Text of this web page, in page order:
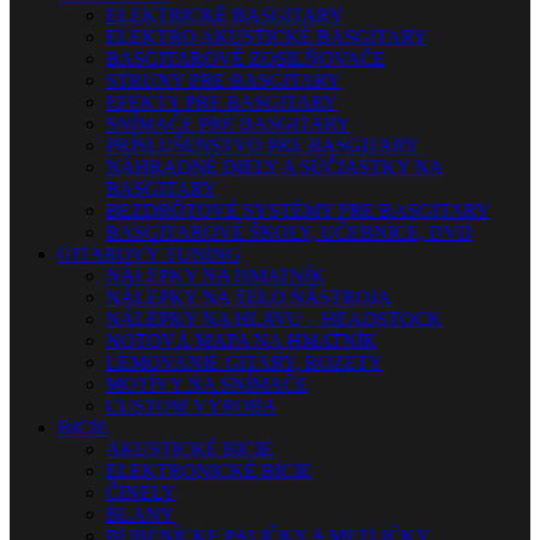
ELEKTRICKÉ BASGITARY
ELEKTRO AKUSTICKÉ BASGITARY
BASGITAROVÉ ZOSILŇOVAČE
STRUNY PRE BASGITARY
EFEKTY PRE BASGITARY
SNÍMAČE PRE BASGITARY
PRÍSLUŠENSTVO PRE BASGITARY
NÁHRADNÉ DIELY A SÚČIASTKY NA
BASGITARY
BEZDRÔTOVÉ SYSTÉMY PRE BASGITARY
BASGITAROVÉ ŠKOLY, UČEBNICE, DVD
GITAROVÝ TUNING
NÁLEPKY NA HMATNÍK
NÁLEPKY NA TELO NÁSTROJA
NÁLEPKY NA HLAVU – HEADSTOCK
NOTOVÁ MAPA NA HMATNÍK
LEMOVANIE GITARY, ROZETY
MOTÍVY NA SNÍMAČE
CUSTOM VÝROBA
BICIE
AKUSTICKÉ BICIE
ELEKTRONICKÉ BICIE
ČINELY
BLANY
BUBENÍCKE PALIČKY A METLIČKY